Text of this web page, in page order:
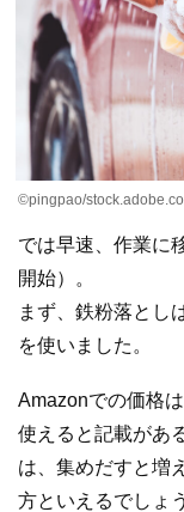
©pingpao/
では早速、作業に
開始）。
まず、鉄粉落とし
を使いました。
Amazonでの価格
使えると記載があ
は、集めだすと増
方といえるでしょ